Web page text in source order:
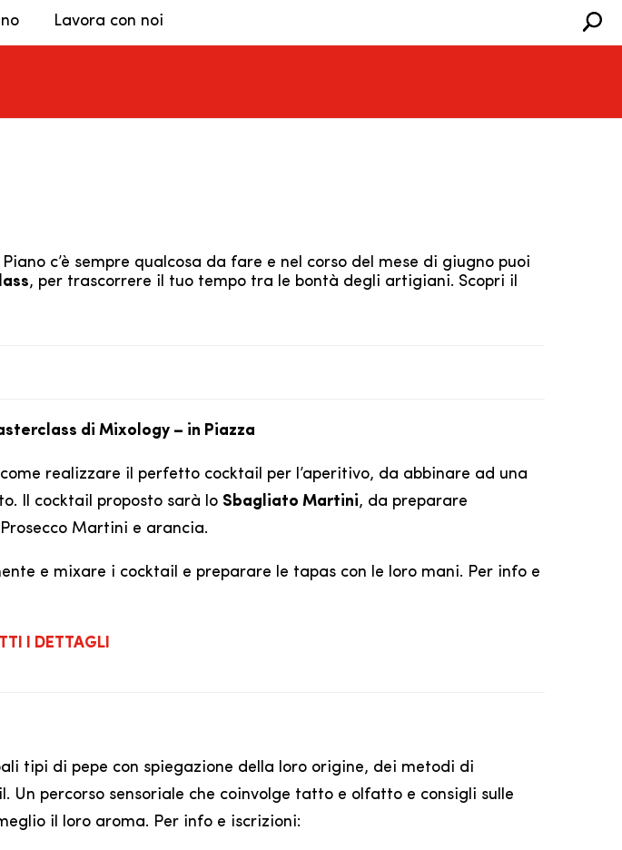
Lavora con noi
c’è sempre qualcosa da fare e nel corso del mese di giugno puoi
, per trascorrere il tuo tempo tra le bontà degli artigiani. Scopri il
di Mixology – in Piazza
realizzare il perfetto cocktail per l’aperitivo, da abbinare ad una
Il cocktail proposto sarà lo Sbagliato Martini, da preparare
Martini e arancia.
e mixare i cocktail e preparare le tapas con le loro mani. Per info e
I DETTAGLI
tipi di pepe con spiegazione della loro origine, dei metodi di
percorso sensoriale che coinvolge tatto e olfatto e consigli sulle
il loro aroma. Per info e iscrizioni: